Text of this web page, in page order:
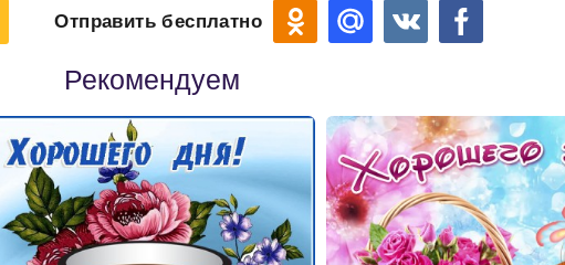
Отправить бесплатно
Рекомендуем